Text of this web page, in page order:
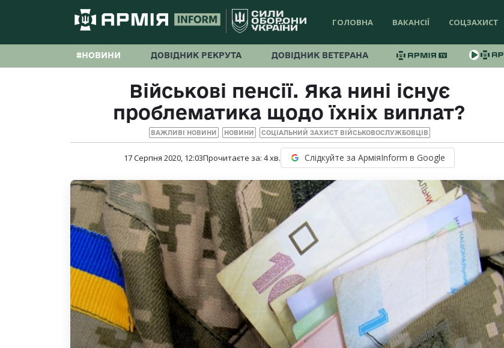
ГОЛОВНА ВАКАНСІЇ СОЦЗАХИСТ
#НОВИНИ ДОВІДНИК РЕКРУТА ДОВІДНИК ВЕТЕРАНА
Військові пенсії. Яка нині існує
проблематика щодо їхніх виплат?
ВАЖЛИВІ НОВИНИ НОВИНИ СОЦІАЛЬНИЙ ЗАХИСТ ВІЙСЬКОВОСЛУЖБОВЦІВ
17 Серпня 2020, 12:03Прочитаєте за: 4хв. Слідкуйте за АрміяInform в Google